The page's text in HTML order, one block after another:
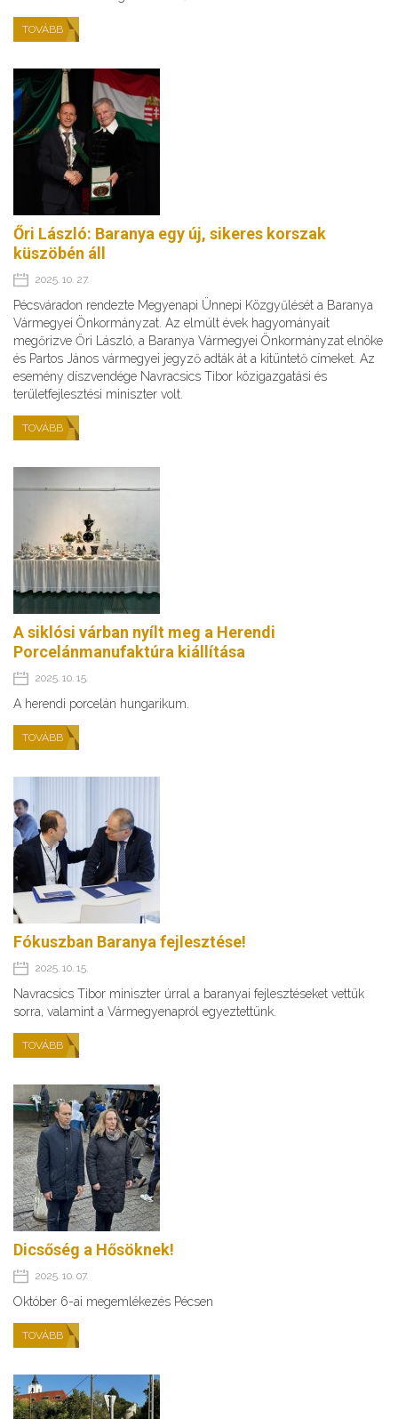
TOVÁBB
Őri László: Baranya egy új, sikeres korszak
küszöbén áll
2025. 10. 27.
Pécsváradon rendezte Megyenapi Ünnepi Közgyűlését a Baranya
Vármegyei Önkormányzat. Az elmúlt évek hagyományait
megőrizve Őri László, a Baranya Vármegyei Önkormányzat elnöke
és Partos János vármegyei jegyző adták át a kitüntető címeket. Az
esemény díszvendége Navracsics Tibor közigazgatási és
területfejlesztési miniszter volt.
TOVÁBB
A siklósi várban nyílt meg a Herendi
Porcelánmanufaktúra kiállítása
2025. 10. 15.
A herendi porcelán hungarikum.
TOVÁBB
Fókuszban Baranya fejlesztése!
2025. 10. 15.
Navracsics Tibor miniszter úrral a baranyai fejlesztéseket vettük
sorra, valamint a Vármegyenapról egyeztettünk.
TOVÁBB
Dicsőség a Hősöknek!
2025. 10. 07.
Október 6-ai megemlékezés Pécsen
TOVÁBB